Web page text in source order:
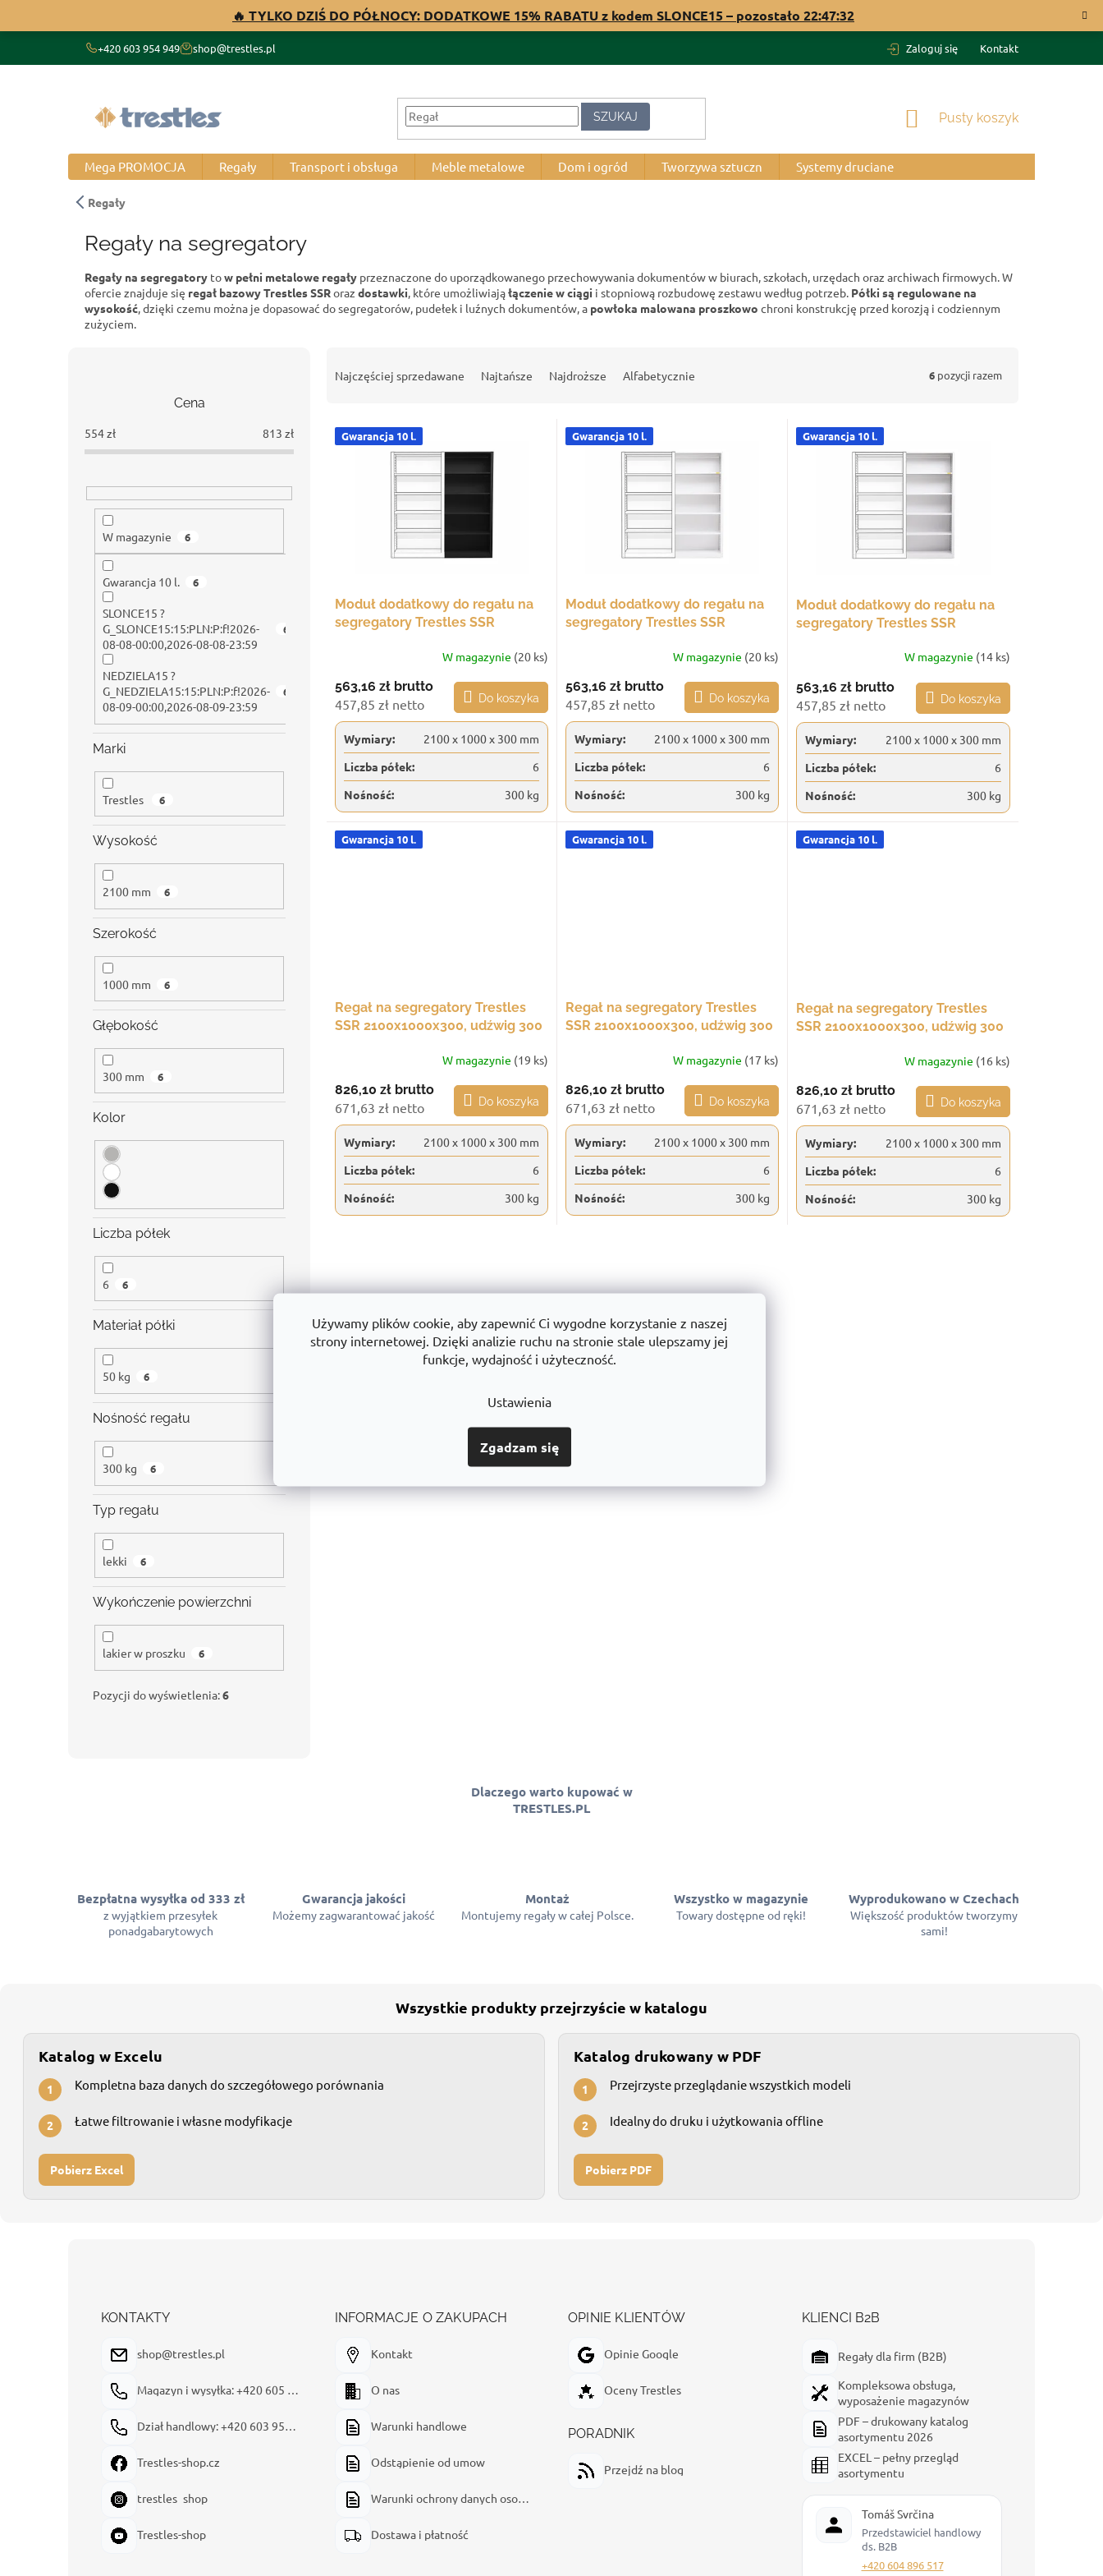
Używamy plików cookie, aby zapewnić Ci wygodne korzystanie z naszej
strony internetowej. Dzięki analizie ruchu na stronie stale ulepszamy jej
funkcje, wydajność i użyteczność.
Ustawienia
Zgadzam się
🔥 TYLKO DZIŚ DO PÓŁNOCY: DODATKOWE 15% RABATU z kodem SLONCE15 – pozostało 22:47:32
+420 603 954 949 shop@trestles.pl Zaloguj się Kontakt
SZUKAJ KOSZYK
Pusty koszyk
Mega PROMOCJA Regały Transport i obsługa Meble metalowe Dom i ogród Tworzywa sztuczn Systemy druciane
Regały
Regały na segregatory
Regały na segregatory tow pełni metalowe regały przeznaczone do uporządkowanego przechowywania dokumentów w biurach, szkołach, urzędach oraz archiwach firmowych. W
ofercie znajduje się regał bazowy Trestles SSRoraz dostawki, które umożliwiająłączenie w ciągi i stopniową rozbudowę zestawu według potrzeb. Półki są regulowane na
wysokość, dzięki czemu można je dopasować do segregatorów, pudełek i luźnych dokumentów, a powłoka malowana proszkowo chroni konstrukcję przed korozją i codziennym
zużyciem.
Cena
554zł 813 zł
W magazynie 6
Gwarancja 10 l. 6
SLONCE15 ?
G_SLONCE15:15:PLN:P:f!2026-
08-08-00:00,2026-08-08-23:59
6
NEDZIELA15 ?
G_NEDZIELA15:15:PLN:P:f!2026-
08-09-00:00,2026-08-09-23:59
6
Marki
Trestles 6
Wysokość
2100 mm 6
Szerokość
1000 mm 6
Głębokość
300 mm 6
Kolor
Liczba półek
6 6
Materiał półki
50 kg 6
Nośność regału
300 kg 6
Typ regału
lekki 6
Wykończenie powierzchni
lakier w proszku 6
Pozycji do wyświetlenia:6
o
w
w
Najczęściej sprzedawane Najtańsze Najdroższe Alfabetycznie 6 pozycji razem
L Gwarancja 10 l.
Moduł dodatkowy do regału na
segregatory Trestles SSR
W magazynie (20 ks)
563,16 zł brutto
457,85 zł netto Do koszyka
Wymiary:
2100 x 1000 x 300 mm
Liczba półek:
6
Nośność:
300 kg
Gwarancja 10 l.
Moduł dodatkowy do regału na
segregatory Trestles SSR
W magazynie (20 ks)
563,16 zł brutto
457,85 zł netto Do koszyka
Wymiary:
2100 x 1000 x 300 mm
Liczba półek:
6
Nośność:
300 kg
Gwarancja 10 l.
Moduł dodatkowy do regału na
segregatory Trestles SSR
półek, jasnoszaryW magazynie (14 ks)
563,16 zł brutto
457,85 zł netto Do koszyka
Wymiary:
2100 x 1000 x 300 mm
Liczba półek:
6
Nośność:
300 kg
Gwarancja 10 l.
Regał na segregatory Trestles
SSR 2100x1000x300, udźwig 300
W magazynie (19 ks)
826,10 zł brutto
671,63 zł netto Do koszyka
Wymiary:
2100 x 1000 x 300 mm
Liczba półek:
6
Nośność:
300 kg
Gwarancja 10 l.
Regał na segregatory Trestles
SSR 2100x1000x300, udźwig 300
W magazynie (17 ks)
826,10 zł brutto
671,63 zł netto Do koszyka
Wymiary:
2100 x 1000 x 300 mm
Liczba półek:
6
Nośność:
300 kg
Gwarancja 10 l.
Regał na segregatory Trestles
SSR 2100x1000x300, udźwig 300
W magazynie (16 ks)
826,10 zł brutto
671,63 zł netto Do koszyka
Wymiary:
2100 x 1000 x 300 mm
Liczba półek:
6
Nośność:
300 kg
t
o
l
Dlaczego warto kupować w
TRESTLES.PL
Bezpłatna wysyłka od 333 zł
z wyjątkiem przesyłek
ponadgabarytowych
Gwarancja jakości
Możemy zagwarantować jakość
Montaż
Montujemy regały w całej Polsce.
Wszystko w magazynie
Towary dostępne od ręki!
Wyprodukowano w Czechach
Większość produktów tworzymy
sami!
Wszystkie produkty przejrzyście w katalogu
Katalog w Excelu
1 Kompletna baza danych do szczegółowego porównania
2 Łatwe filtrowanie i własne modyfikacje
Pobierz Excel
Katalog drukowany w PDF
1 Przejrzyste przeglądanie wszystkich modeli
2 Idealny do druku i użytkowania offline
Pobierz PDF
KONTAKTY
shop@trestles.pl
Magazyn i wysyłka: +420 605 180 144
Dział handlowy: +420 603 954 949
Trestles-shop.cz
trestles_shop
Trestles-shop
INFORMACJE O ZAKUPACH
Kontakt
O nas
Warunki handlowe
Odstąpienie od umow
Warunki ochrony danych osobowych
Dostawa i płatność
OPINIE KLIENTÓW
Opinie Google
Oceny Trestles
PORADNIK
Przejdź na blog
KLIENCI B2B
Regały dla firm (B2B)
Kompleksowa obsługa,
wyposażenie magazynów
PDF – drukowany katalog
asortymentu 2026
EXCEL – pełny przegląd
asortymentu
Tomáš Svrčina
Przedstawiciel handlowy
ds. B2B
+420 604 896 517